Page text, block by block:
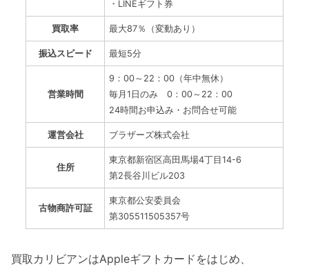
・LINEギフト券
買取率 最大87％（変動あり）
振込スピード 最短5分
営業時間
9：00～22：00（年中無休）
毎月1日のみ 0：00～22：00
24時間お申込み・お問合せ可能
運営会社 ブラザーズ株式会社
住所
東京都新宿区高田馬場4丁目14-6
第2長谷川ビル203
古物商許可証
東京都公安委員会
第305511505357号
買取カリビアンはAppleギフトカードをはじめ、